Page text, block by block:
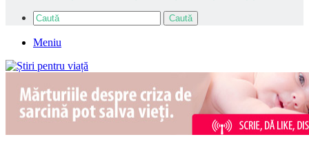
Caută
Meniu